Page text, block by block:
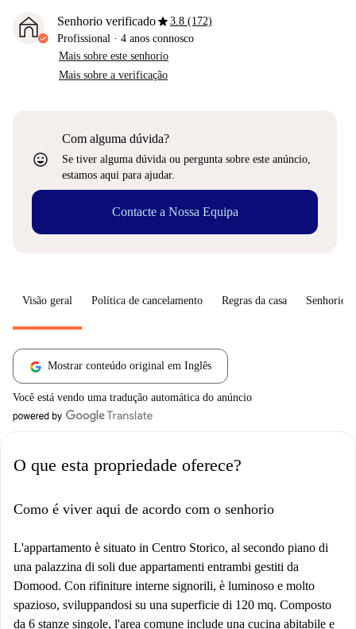
Senhorio verificadostar3.8 (172)
Profissional · 4 anos connosco
Mais sobre este senhorio
Mais sobre a verificação
sentiment_very_satisfied
Com alguma dúvida?
Se tiver alguma dúvida ou pergunta sobre este anúncio,
estamos aqui para ajudar.
Contacte a Nossa Equipa
Visão geral Política de cancelamento Regras da casa Senhorio
Mostrar conteúdo original em Inglês
Você está vendo uma tradução automática do anúncio
O que esta propriedade oferece?
Como é viver aqui de acordo com o senhorio
L'appartamento è situato in Centro Storico, al secondo piano di
una palazzina di soli due appartamenti entrambi gestiti da
Domood. Con rifiniture interne signorili, è luminoso e molto
spazioso, sviluppandosi su una superficie di 120 mq. Composto
da 6 stanze singole, l'area comune include una cucina abitabile e